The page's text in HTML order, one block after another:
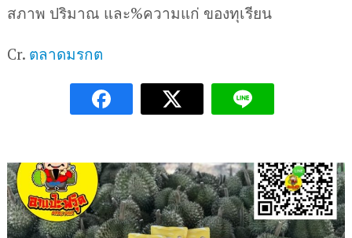
สภาพ ปริมาณ และ%ความแก่ ของทุเรียน
Cr. ตลาดมรกต